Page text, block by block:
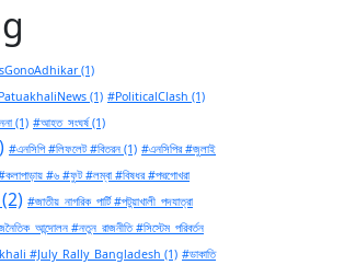
(1)
(1) #PoliticalClash (1)
(1) #আহত_সংঘর্ষ(1)
#এনসিপি #লিফলেট #বিতরন (1) #এনসিপির #জুলাই
#৬ #ফুট #লম্বা #বিষধর #পদ্মগোখরা
(2) #জাতীয়_নাগরিক_পার্টি #পটুয়াখালী_পদযাত্রা
#নতুন_রাজনীতি #সিস্টেম_পরিবর্তন
#July_Rally_Bangladesh (1) #ডাকাতি